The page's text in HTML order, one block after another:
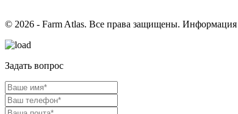
© 2026 - Farm Atlas. Все права защищены. Информация
Задать вопрос